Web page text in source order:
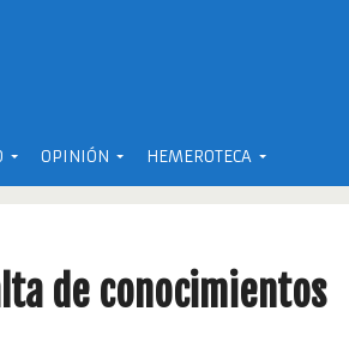
OPINIÓN HEMEROTECA
de conocimientos